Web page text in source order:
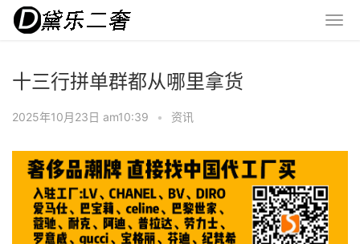
十三行拼单群都从哪里拿货
2025年10月23日 am10:39 • 资讯